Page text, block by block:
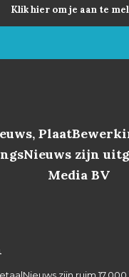
Klik hier om je aan te
zijn
Media BV